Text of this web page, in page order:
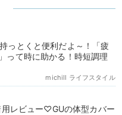
っとくと便利だよ～！「疲
って時に助かる！時短調理
michill ライフスタイル
レビュー♡GUの体型カバー